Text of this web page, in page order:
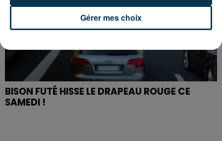
BISON FUTÉ HISSE LE DRAPEAU ROUGE CE
SAMEDI !
Gérer mes choix